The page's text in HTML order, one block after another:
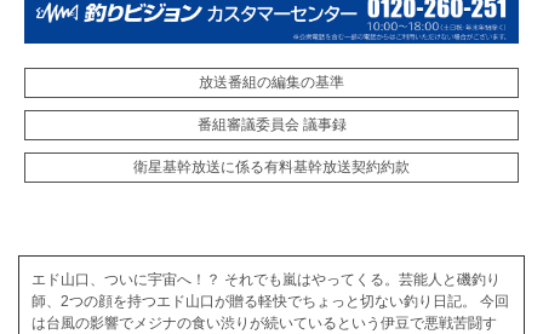
放送番組の編集の基準
番組審議委員会 議事録
衛星基幹放送に係る有料基幹放送契約約款
エド山口、ついに宇宙へ！？ それでも嵐はやってくる。芸能人と磯釣り
師、2つの顔を持つエド山口が贈る軽快でちょっと切ない釣り日記。 今回
は台風の影響でメジナの食い渋りが続いているという伊豆で悪戦苦闘す